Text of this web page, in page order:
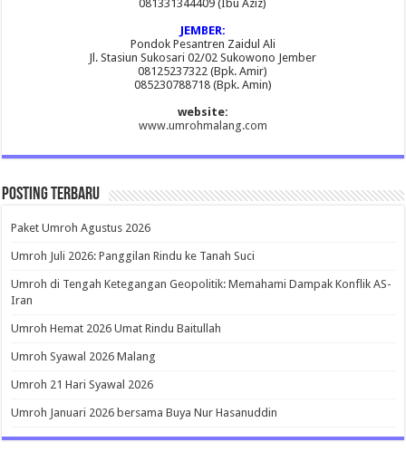
081331344409 (Ibu Aziz)
JEMBER:
Pondok Pesantren Zaidul Ali
Jl. Stasiun Sukosari 02/02 Sukowono Jember
08125237322 (Bpk. Amir)
085230788718 (Bpk. Amin)
website:
www.umrohmalang.com
Posting Terbaru
Paket Umroh Agustus 2026
Umroh Juli 2026: Panggilan Rindu ke Tanah Suci
Umroh di Tengah Ketegangan Geopolitik: Memahami Dampak Konflik AS-
Iran
Umroh Hemat 2026 Umat Rindu Baitullah
Umroh Syawal 2026 Malang
Umroh 21 Hari Syawal 2026
Umroh Januari 2026 bersama Buya Nur Hasanuddin